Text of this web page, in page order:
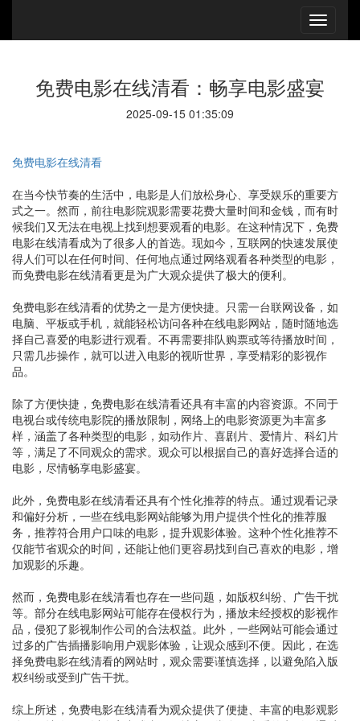
免费电影在线清看：畅享电影盛宴
2025-09-15 01:35:09
免费电影在线清看
在当今快节奏的生活中，电影是人们放松身心、享受娱乐的重要方
式之一。然而，前往电影院观影需要花费大量时间和金钱，而有时
候我们又无法在电视上找到想要观看的电影。在这种情况下，免费
电影在线清看成为了很多人的首选。现如今，互联网的快速发展使
得人们可以在任何时间、任何地点通过网络观看各种类型的电影，
而免费电影在线清看更是为广大观众提供了极大的便利。
免费电影在线清看的优势之一是方便快捷。只需一台联网设备，如
电脑、平板或手机，就能轻松访问各种在线电影网站，随时随地选
择自己喜爱的电影进行观看。不再需要排队购票或等待播放时间，
只需几步操作，就可以进入电影的视听世界，享受精彩的影视作
品。
除了方便快捷，免费电影在线清看还具有丰富的内容资源。不同于
电视台或传统电影院的播放限制，网络上的电影资源更为丰富多
样，涵盖了各种类型的电影，如动作片、喜剧片、爱情片、科幻片
等，满足了不同观众的需求。观众可以根据自己的喜好选择合适的
电影，尽情畅享电影盛宴。
此外，免费电影在线清看还具有个性化推荐的特点。通过观看记录
和偏好分析，一些在线电影网站能够为用户提供个性化的推荐服
务，推荐符合用户口味的电影，提升观影体验。这种个性化推荐不
仅能节省观众的时间，还能让他们更容易找到自己喜欢的电影，增
加观影的乐趣。
然而，免费电影在线清看也存在一些问题，如版权纠纷、广告干扰
等。部分在线电影网站可能存在侵权行为，播放未经授权的影视作
品，侵犯了影视制作公司的合法权益。此外，一些网站可能会通过
过多的广告插播影响用户观影体验，让观众感到不便。因此，在选
择免费电影在线清看的网站时，观众需要谨慎选择，以避免陷入版
权纠纷或受到广告干扰。
综上所述，免费电影在线清看为观众提供了便捷、丰富的电影观影